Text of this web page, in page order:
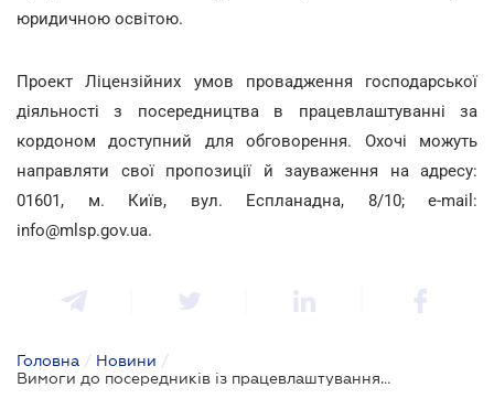
юридичною освітою.
Проект Ліцензійних умов провадження господарської
діяльності з посередництва в працевлаштуванні за
кордоном доступний для обговорення. Охочі можуть
направляти свої пропозиції й зауваження на адресу:
01601, м. Київ, вул. Еспланадна, 8/10; e-mail:
info@mlsp.gov.ua.
Головна / Новини /
Вимоги до посередників із працевлаштування за кордоном можуть посилити